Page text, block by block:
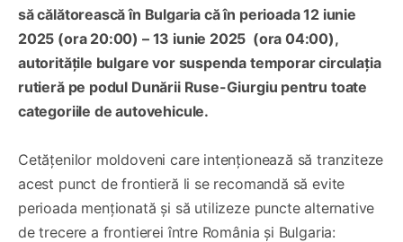
să călătorească în Bulgaria că în perioada 12 iunie
2025 (ora 20:00) – 13 iunie 2025 (ora 04:00),
autoritățile bulgare vor suspenda temporar circulația
rutieră pe podul Dunării Ruse-Giurgiu pentru toate
categoriile de autovehicule.
Cetățenilor moldoveni care intenționează să tranziteze
acest punct de frontieră li se recomandă să evite
perioada menționată și să utilizeze puncte alternative
de trecere a frontierei între România și Bulgaria: